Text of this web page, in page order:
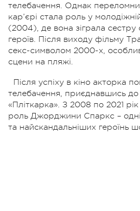
телебачення. Однак
кар’єрі стала роль у
(2004), де вона зіграла сестру
героїв. Після виходу фільму
секс-символом 2000-х,
сцени на пляжі.
Після успіху в кіно акторка
телебачення, приєднавшись до
«Пліткарка». З 2008 по 2021
роль Джорджини Спаркс –
та найскандальніших героїнь